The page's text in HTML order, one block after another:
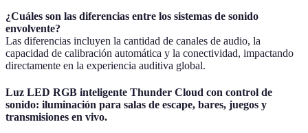
¿Cuáles son las diferencias entre los sistemas de sonido
envolvente?
Las diferencias incluyen la cantidad de canales de audio, la
capacidad de calibración automática y la conectividad, impactando
directamente en la experiencia auditiva global.
Luz LED RGB inteligente Thunder Cloud con control de
sonido: iluminación para salas de escape, bares, juegos y
transmisiones en vivo.